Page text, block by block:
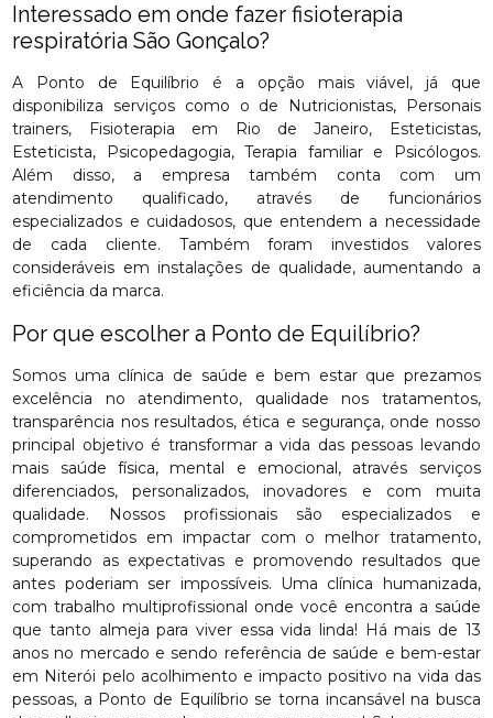
Interessado em onde fazer fisioterapia
respiratória São Gonçalo?
A Ponto de Equilíbrio é a opção mais viável, já que
disponibiliza serviços como o de Nutricionistas, Personais
trainers, Fisioterapia em Rio de Janeiro, Esteticistas,
Esteticista, Psicopedagogia, Terapia familiar e Psicólogos.
Além disso, a empresa também conta com um
atendimento qualificado, através de funcionários
especializados e cuidadosos, que entendem a necessidade
de cada cliente. Também foram investidos valores
consideráveis em instalações de qualidade, aumentando a
eficiência da marca.
Por que escolher a Ponto de Equilíbrio?
Somos uma clínica de saúde e bem estar que prezamos
excelência no atendimento, qualidade nos tratamentos,
transparência nos resultados, ética e segurança, onde nosso
principal objetivo é transformar a vida das pessoas levando
mais saúde física, mental e emocional, através serviços
diferenciados, personalizados, inovadores e com muita
qualidade. Nossos profissionais são especializados e
comprometidos em impactar com o melhor tratamento,
superando as expectativas e promovendo resultados que
antes poderiam ser impossíveis. Uma clínica humanizada,
com trabalho multiprofissional onde você encontra a saúde
que tanto almeja para viver essa vida linda! Há mais de 13
anos no mercado e sendo referência de saúde e bem-estar
em Niterói pelo acolhimento e impacto positivo na vida das
pessoas, a Ponto de Equilíbrio se torna incansável na busca